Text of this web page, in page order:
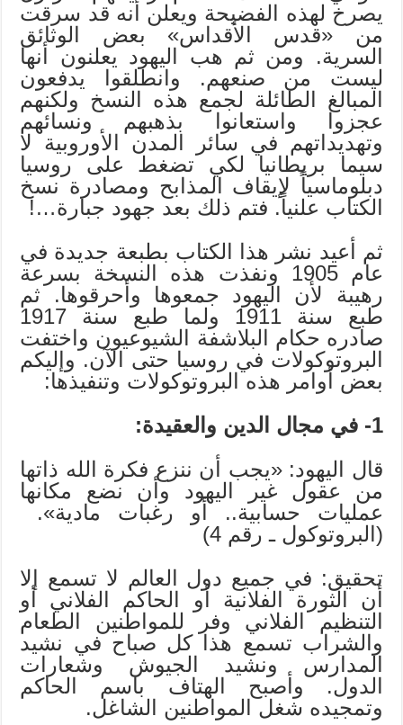
يصرخ لهذه الفضيحة ويعلن أنه قد سرقت
من «قدس الأقداس» بعض الوثائق
السرية. ومن ثم هب اليهود يعلنون أنها
ليست من صنعهم. وانطلقوا يدفعون
المبالغ الطائلة لجمع هذه النسخ ولكنهم
عجزوا واستعانوا بذهبهم ونسائهم
وتهديداتهم في سائر المدن الأوروبية لا
سيما بريطانيا لكي تضغط على روسيا
دبلوماسياً لإيقاف المذابح ومصادرة نسخ
الكتاب علنياً. فتم ذلك بعد جهود جبارة…!
ثم أعيد نشر هذا الكتاب بطبعة جديدة في
عام 1905 ونفذت هذه النسخة بسرعة
رهيبة لأن اليهود جمعوها وأحرقوها. ثم
طبع سنة 1911 ولما طبع سنة 1917
صادره حكام البلاشفة الشيوعيون واختفت
البروتوكولات في روسيا حتى الآن. وإليكم
بعض أوامر هذه البروتوكولات وتنفيذها:
1- في مجال الدين والعقيدة:
قال اليهود: «يجب أن ننزع فكرة الله ذاتها
من عقول غير اليهود وأن نضع مكانها
عمليات حسابية.. أو رغبات مادية».
(البروتوكول ـ رقم 4)
تحقيق: في جميع دول العالم لا تسمع إلا
أن الثورة الفلانية أو الحاكم الفلاني أو
التنظيم الفلاني وفر للمواطنين الطعام
والشراب تسمع هذا كل صباح في نشيد
المدارس ونشيد الجيوش وشعارات
الدول. وأصبح الهتاف باسم الحاكم
وتمجيده شغل المواطنين الشاغل.